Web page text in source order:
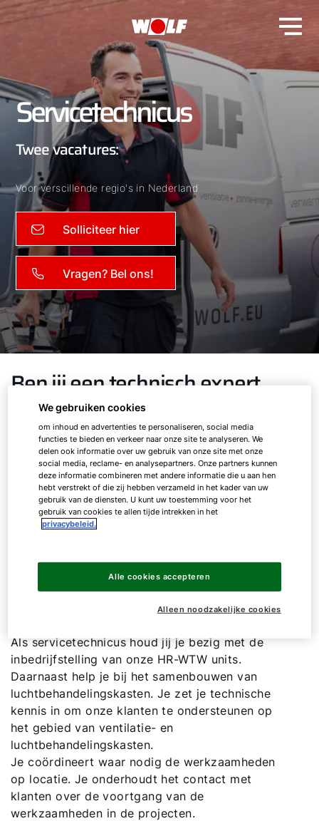
Servicetechnicus
Twee vacatures:
Voor verscillende regio's in Nederland
Solliciteer hier
Vragen? Bel ons!
Ben jij een technisch expert
van duurzame
luchtbehandelingssystemen?
Ben jij op zoek naar een baan als
servicetechnicus? Onze serviceafdeling heeft je
veel te bieden! Omdat WOLF in Nederland en
onze systemen inbedrijfstellen en onderhouden.
Je kan bij ons dan ook fulltime aan de slag.
Als servicetechnicus houd jij je bezig met de
inbedrijfstelling van onze HR-WTW units.
Daarnaast help je bij het samenbouwen van
luchtbehandelingskasten. Je zet je technische
kennis in om onze klanten te ondersteunen op
het gebied van ventilatie- en
luchtbehandelingskasten.
Je coördineert waar nodig de werkzaamheden
op locatie. Je onderhoudt het contact met
klanten over de voortgang van de
werkzaamheden in de projecten.
We gebruiken cookies
om inhoud en advertenties te personaliseren, social media
functies te bieden en verkeer naar onze site te analyseren. We
delen ook informatie over uw gebruik van onze site met onze
social media, reclame- en analysepartners. Onze partners kunnen
deze informatie combineren met andere informatie die u aan hen
hebt verstrekt of die zij hebben verzameld in het kader van uw
gebruik van de diensten. U kunt uw toestemming voor het
gebruik van cookies te allen tijde intrekken in het
privacybeleid.
Alleen noodzakelijke cookies
Alle cookies accepteren